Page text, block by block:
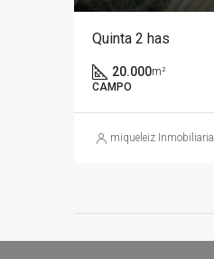
Quinta 2 has
20.000m²
CAMPO
miqueleiz Inmobiliaria